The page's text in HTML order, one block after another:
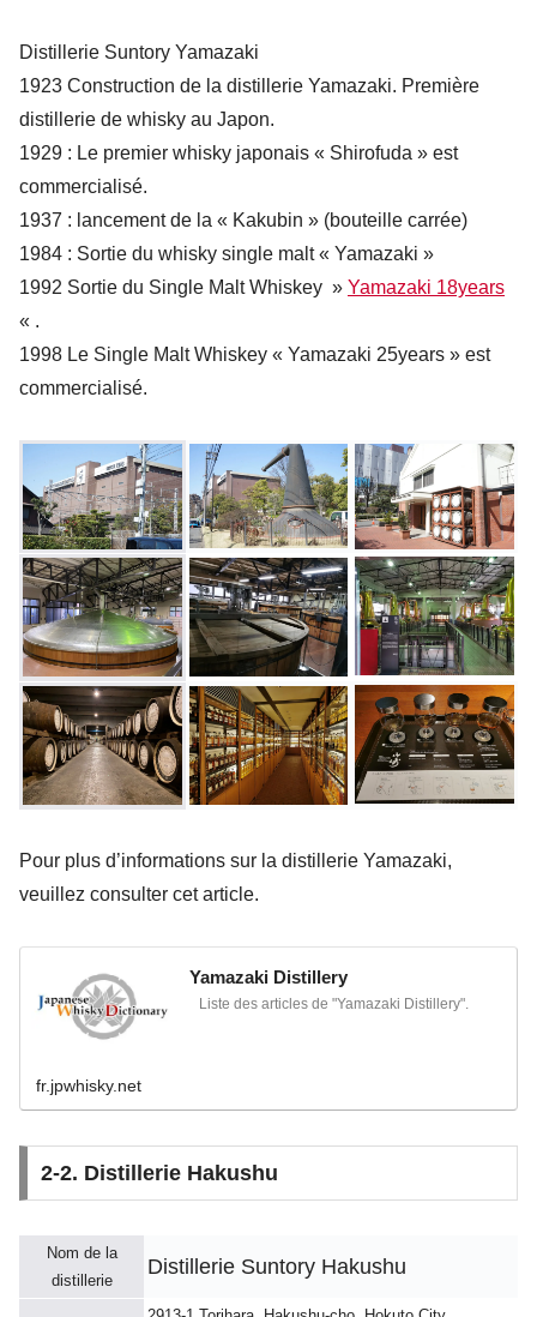
Distillerie Suntory Yamazaki
1923 Construction de la distillerie Yamazaki. Première
distillerie de whisky au Japon.
1929 : Le premier whisky japonais « Shirofuda » est
commercialisé.
1937 : lancement de la « Kakubin » (bouteille carrée)
1984 : Sortie du whisky single malt « Yamazaki »
1992 Sortie du Single Malt Whiskey » Yamazaki 18years
« .
1998 Le Single Malt Whiskey « Yamazaki 25years » est
commercialisé.
Pour plus d’informations sur la distillerie Yamazaki,
veuillez consulter cet article.
Yamazaki Distillery
Liste des articles de "Yamazaki Distillery".
fr.jpwhisky.net
2-2. Distillerie Hakushu
Nom de la
distillerie
Distillerie Suntory Hakushu